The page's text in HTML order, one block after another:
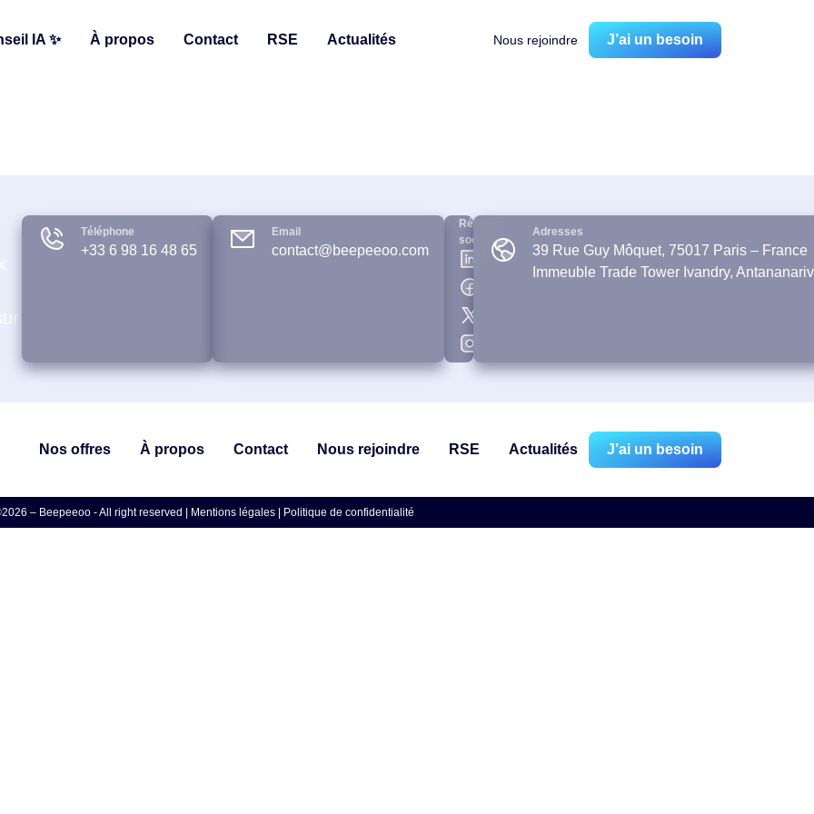
IA ✨ À propos Contact RSE Actualités Nous rejoindre J’ai un besoin
Téléphone
+33 6 98 16 48 65
Email
contact@beepeeoo.com
Réseaux
sociaux
Adresses
39 Rue Guy Môquet, 75017 Paris – France
Immeuble Trade Tower Ivandry,
Nos offres À propos Contact Nous rejoindre RSE Actualités J’ai un besoin
– Beepeeoo - All right reserved | Mentions légales| Politique de confidentialité